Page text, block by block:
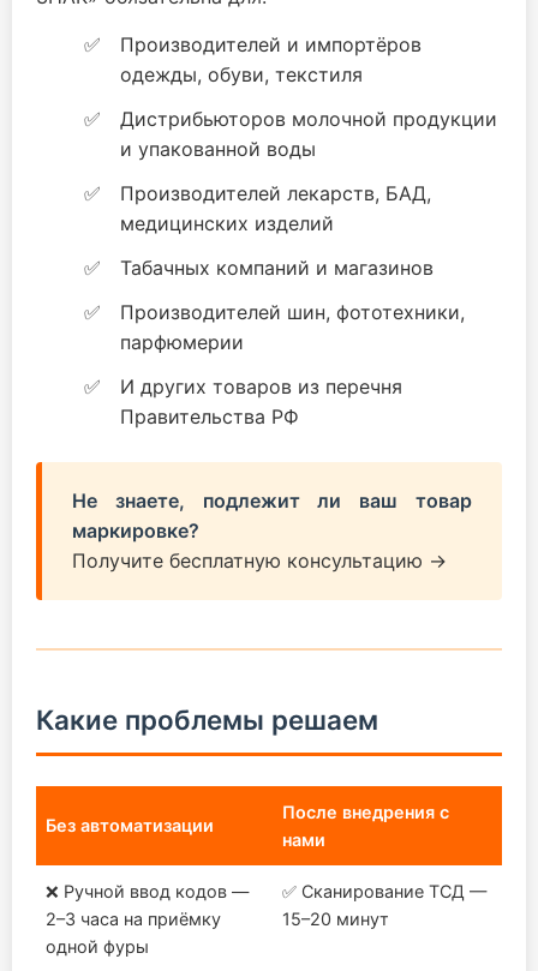
Производителей и импортёров
одежды, обуви, текстиля
Дистрибьюторов молочной продукции
и упакованной воды
Производителей лекарств, БАД,
медицинских изделий
Табачных компаний и магазинов
Производителей шин, фототехники,
парфюмерии
И других товаров из перечня
Правительства РФ
Не знаете, подлежит ли ваш товар
маркировке?
Получите бесплатную консультацию →
Какие проблемы решаем
Без автоматизации
После внедрения с
нами
❌ Ручной ввод кодов —
2–3 часа на приёмку
одной фуры
✅ Сканирование ТСД —
15–20 минут